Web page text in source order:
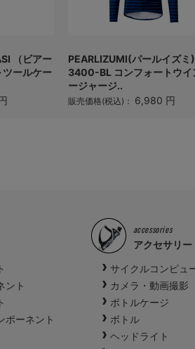
（ビアー
ツールケー
PEARLIZUMI(パールイズミ)
3400-BL コンフォートウイ
ージャージ..
販売価格(税込)： 6,980 円
ント
ポーネント
accessories
アクセサリー
サイクルコンピュ
カメラ・動画撮影
ボトルケージ
ボトル
ヘッドライト